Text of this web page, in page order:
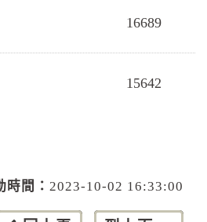
16689
15642
時間： 2023-10-02 16:33:00